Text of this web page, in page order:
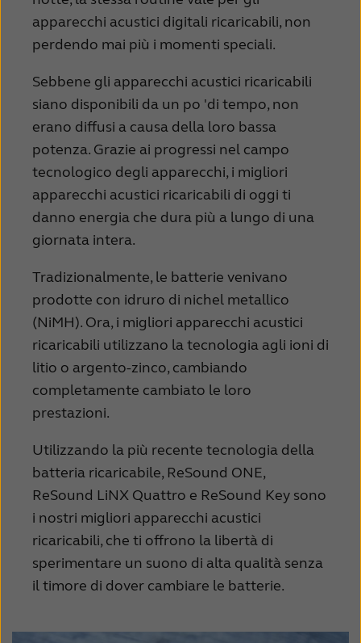
apparecchi acustici digitali ricaricabili, non
perdendo mai più i momenti speciali.
Sebbene gli apparecchi acustici ricaricabili
siano disponibili da un po 'di tempo, non
erano diffusi a causa della loro bassa
potenza. Grazie ai progressi nel campo
tecnologico degli apparecchi, i migliori
apparecchi acustici ricaricabili di oggi ti
danno energia che dura più a lungo di una
giornata intera.
Tradizionalmente, le batterie venivano
prodotte con idruro di nichel metallico
(NiMH). Ora, i migliori apparecchi acustici
ricaricabili utilizzano la tecnologia agli ioni di
litio o argento-zinco, cambiando
completamente cambiato le loro
prestazioni.
Utilizzando la più recente tecnologia della
batteria ricaricabile, ReSound ONE,
ReSound LiNX Quattro e ReSound Key sono
i nostri migliori apparecchi acustici
ricaricabili, che ti offrono la libertà di
sperimentare un suono di alta qualità senza
il timore di dover cambiare le batterie.